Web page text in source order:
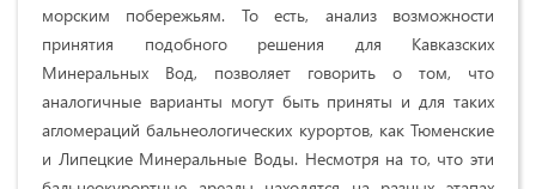
морским побережьям. То есть, анализ возможности
принятия подобного решения для Кавказских
Минеральных Вод, позволяет говорить о том, что
аналогичные варианты могут быть приняты и для таких
агломераций бальнеологических курортов, как Тюменские
и Липецкие Минеральные Воды. Несмотря на то, что эти